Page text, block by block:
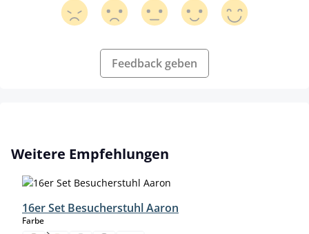
Feedback geben
Produktgalerie überspringen
Weitere Empfehlungen
16er Set Besucherstuhl Aaron
Farbeauswählen